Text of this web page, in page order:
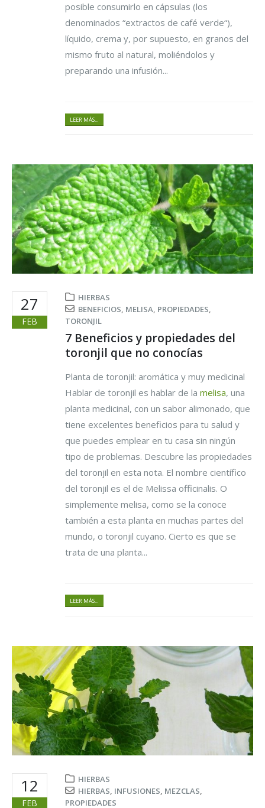
posible consumirlo en cápsulas (los
denominados “extractos de café verde“),
líquido, crema y, por supuesto, en granos del
mismo fruto al natural, moliéndolos y
preparando una infusión...
LEER MÁS...
27
FEB
HIERBAS
BENEFICIOS, MELISA, PROPIEDADES,
TORONJIL
7 Beneficios y propiedades del
toronjil que no conocías
Planta de toronjil: aromática y muy medicinal
Hablar de toronjil es hablar de la melisa, una
planta medicinal, con un sabor alimonado, que
tiene excelentes beneficios para tu salud y
que puedes emplear en tu casa sin ningún
tipo de problemas. Descubre las propiedades
del toronjil en esta nota. El nombre científico
del toronjil es el de Melissa officinalis. O
simplemente melisa, como se la conoce
también a esta planta en muchas partes del
mundo, o toronjil cuyano. Cierto es que se
trata de una planta...
LEER MÁS...
12
FEB
HIERBAS
HIERBAS, INFUSIONES, MEZCLAS,
PROPIEDADES